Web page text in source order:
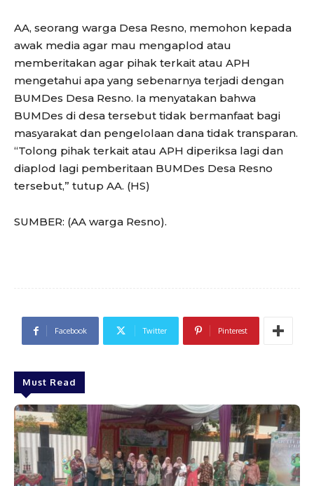
AA, seorang warga Desa Resno, memohon kepada
awak media agar mau mengaplod atau
memberitakan agar pihak terkait atau APH
mengetahui apa yang sebenarnya terjadi dengan
BUMDes Desa Resno. Ia menyatakan bahwa
BUMDes di desa tersebut tidak bermanfaat bagi
masyarakat dan pengelolaan dana tidak transparan.
“Tolong pihak terkait atau APH diperiksa lagi dan
diaplod lagi pemberitaan BUMDes Desa Resno
tersebut,” tutup AA. (HS)
SUMBER: (AA warga Resno).
Facebook Twitter Pinterest
Must Read